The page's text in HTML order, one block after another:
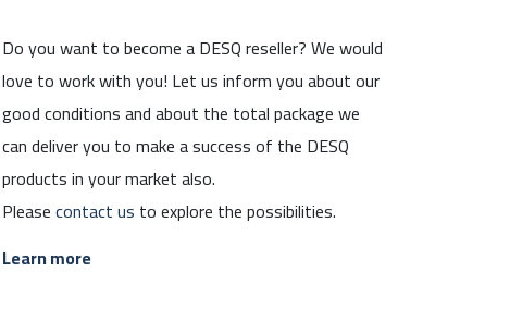
Do you want to become a DESQ reseller? We would
love to work with you! Let us inform you about our
good conditions and about the total package we
can deliver you to make a success of the DESQ
products in your market also.
Pleasecontact us to explore the possibilities.
Learn more